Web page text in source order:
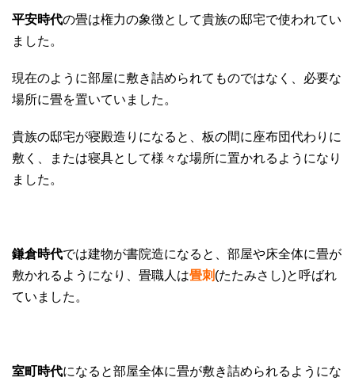
平安時代の畳は権力の象徴として貴族の邸宅で使われてい
ました。
現在のように部屋に敷き詰められてものではなく、必要な
場所に畳を置いていました。
貴族の邸宅が寝殿造りになると、板の間に座布団代わりに
敷く、または寝具として様々な場所に置かれるようになり
ました。
鎌倉時代では建物が書院造になると、部屋や床全体に畳が
敷かれるようになり、畳職人は畳刺 (たたみさし)と呼ばれ
ていました。
室町時代になると部屋全体に畳が敷き詰められるようにな